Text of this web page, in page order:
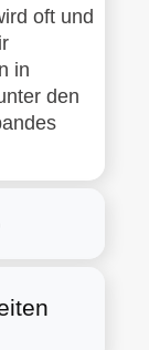
oft und
in
den